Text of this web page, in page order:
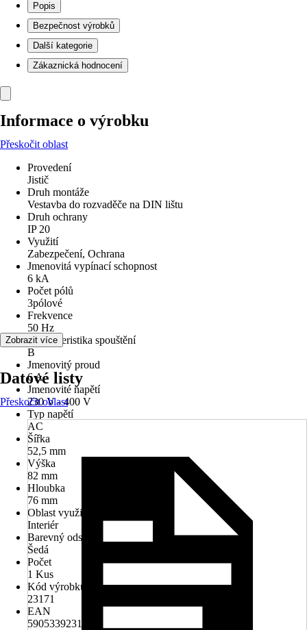
Popis
Bezpečnost výrobků
Další kategorie
Zákaznická hodnocení
Informace o výrobku
Přeskočit oblast
Provedení
Jistič
Druh montáže
Vestavba do rozvaděče na DIN lištu
Druh ochrany
IP 20
Využití
Zabezpečení, Ochrana
Jmenovitá vypínací schopnost
6 kA
Počet pólů
3pólové
Frekvence
50 Hz
Charakteristika spouštění
B
Jmenovitý proud
6 A
Jmenovité napětí
230 V - 400 V
Typ napětí
AC
Šířka
52,5 mm
Výška
82 mm
Hloubka
76 mm
Oblast využití
Interiér
Barevný odstín
Šedá
Počet
1 Kus
Kód výrobku
23171
EAN
5905339231710
Zobrazit více
Datové listy
Přeskočit oblast